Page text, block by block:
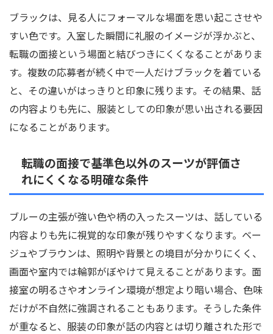
ブラックは、見る人にフォーマルな場面を思い起こさせや
すい色です。入室した瞬間に礼服のイメージが浮かぶと、
転職の面接という場面と結びつきにくくなることがありま
す。複数の応募者が続く中で一人だけブラックを着ている
と、その違いがはっきりと印象に残ります。その結果、話
の内容よりも先に、服装としての印象が思い出される要因
になることがあります。
転職の面接で基準色以外のスーツが評価さ
れにくくなる明確な条件
ブルーの主張が強い色や柄の入ったスーツは、話している
内容よりも先に視覚的な印象が残りやすくなります。ベー
ジュやブラウンは、照明や背景との境目が分かりにくく、
画面や室内では輪郭がぼやけて見えることがあります。面
接室の明るさやオンライン環境が想定より暗い場合、色味
だけが不自然に強調されることもあります。そうした条件
が重なると、服装の印象が話の内容とは切り離された形で